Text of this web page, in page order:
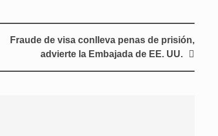
Fraude de visa conlleva penas de prisión,
advierte la Embajada de EE. UU.